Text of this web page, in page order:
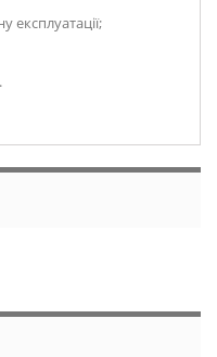
експлуатації;